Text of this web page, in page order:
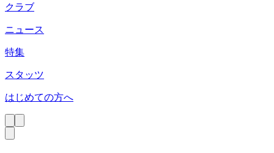
クラブ
ニュース
特集
スタッツ
はじめての方へ